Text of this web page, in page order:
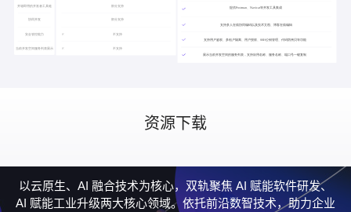
资源下载
以云原生、AI 融合技术为核心，双轨聚焦 AI 赋能软件研发、
AI 赋能工业升级两大核心领域。依托前沿数智技术，助力企业